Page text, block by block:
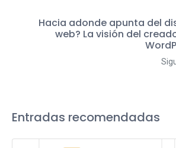
Hacia adonde apunta del
web? La visión del
Entradas recomendadas